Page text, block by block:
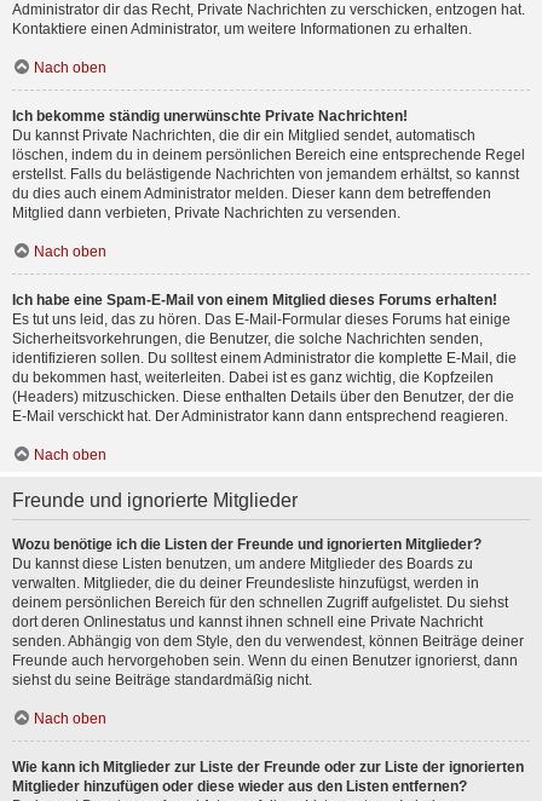
Administrator dir das Recht, Private Nachrichten zu verschicken, entzogen hat.
Kontaktiere einen Administrator, um weitere Informationen zu erhalten.
Nach oben
Ich bekomme ständig unerwünschte Private Nachrichten!
Du kannst Private Nachrichten, die dir ein Mitglied sendet, automatisch
löschen, indem du in deinem persönlichen Bereich eine entsprechende Regel
erstellst. Falls du belästigende Nachrichten von jemandem erhältst, so kannst
du dies auch einem Administrator melden. Dieser kann dem betreffenden
Mitglied dann verbieten, Private Nachrichten zu versenden.
Nach oben
Ich habe eine Spam-E-Mail von einem Mitglied dieses Forums erhalten!
Es tut uns leid, das zu hören. Das E-Mail-Formular dieses Forums hat einige
Sicherheitsvorkehrungen, die Benutzer, die solche Nachrichten senden,
identifizieren sollen. Du solltest einem Administrator die komplette E-Mail, die
du bekommen hast, weiterleiten. Dabei ist es ganz wichtig, die Kopfzeilen
(Headers) mitzuschicken. Diese enthalten Details über den Benutzer, der die
E-Mail verschickt hat. Der Administrator kann dann entsprechend reagieren.
Nach oben
Freunde und ignorierte Mitglieder
Wozu benötige ich die Listen der Freunde und ignorierten Mitglieder?
Du kannst diese Listen benutzen, um andere Mitglieder des Boards zu
verwalten. Mitglieder, die du deiner Freundesliste hinzufügst, werden in
deinem persönlichen Bereich für den schnellen Zugriff aufgelistet. Du siehst
dort deren Onlinestatus und kannst ihnen schnell eine Private Nachricht
senden. Abhängig von dem Style, den du verwendest, können Beiträge deiner
Freunde auch hervorgehoben sein. Wenn du einen Benutzer ignorierst, dann
siehst du seine Beiträge standardmäßig nicht.
Nach oben
Wie kann ich Mitglieder zur Liste der Freunde oder zur Liste der ignorierten
Mitglieder hinzufügen oder diese wieder aus den Listen entfernen?